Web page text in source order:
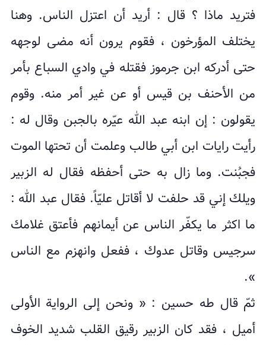
فتريد ماذا ؟ قال : أريد أن اعتزل الناس. وهنا
يختلف المؤرخون ، فقوم يرون أنه مضى لوجهه
حتى أدركه ابن جرموز فقتله في وادي السباع بأمر
من الأحنف بن قيس أو عن غير أمر منه. وقوم
يقولون : إن ابنه عبد الله عيّره بالجبن وقال له :
رأيت رايات ابن أبي طالب وعلمت أن تحتها الموت
فجبُنت. وما زال به حتى أحفظه فقال له الزبير
ويلك إني قد حلفت لا أقاتل عليّاً. فقال عبد الله :
ما اكثر ما يكفّر الناس عن أيمانهم فأعتق غلامك
سرجيس وقاتل عدوك ، ففعل وانهزم مع الناس
».
ثمّ قال طه حسين : « ونحن إلى الرواية الأولى
أميل ، فقد كان الزبير رقيق القلب شديد الخوف